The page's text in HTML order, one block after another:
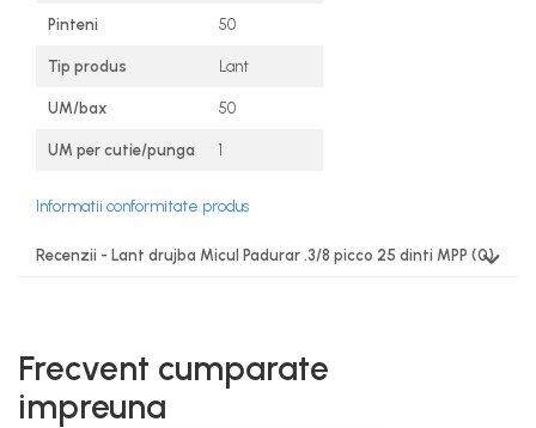
Pinteni 50
Tip produs Lant
UM/bax 50
UM per cutie/punga 1
Informatii conformitate produs
Recenzii - Lant drujba Micul Padurar .3/8 picco 25 dinti MPP (0)
Frecvent cumparate
impreuna